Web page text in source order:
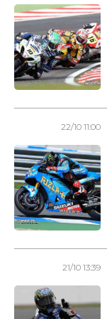
22/10 11:00
21/10 13:39